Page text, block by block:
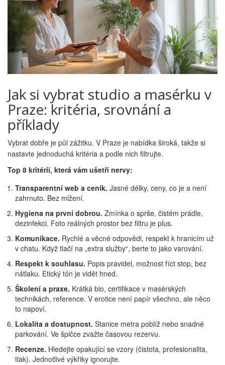
Jak si vybrat studio a masérku v
Praze: kritéria, srovnání a
příklady
Vybrat dobře je půl zážitku. V Praze je nabídka široká, takže si
nastavte jednoduchá kritéria a podle nich filtrujte.
Top 8 kritérií, která vám ušetří nervy:
Transparentní web a ceník. Jasné délky, ceny, co je a není
zahrnuto. Bez mlžení.
Hygiena na první dobrou. Zmínka o sprše, čistém prádle,
dezinfekci. Foto reálných prostor bez filtru je plus.
Komunikace. Rychlé a věcné odpovědi, respekt k hranicím už
v chatu. Když tlačí na „extra služby“, berte to jako varování.
Respekt k souhlasu. Popis pravidel, možnost říct stop, bez
nátlaku. Etický tón je vidět hned.
Školení a praxe. Krátká bio, certifikace v masérských
technikách, reference. V erotice není papír všechno, ale něco
to napoví.
Lokalita a dostupnost. Stanice metra poblíž nebo snadné
parkování. Ve špičce zvažte časovou rezervu.
Recenze. Hledejte opakující se vzory (čistota, profesionalita,
tlak). Jednotlivé výkřiky ignorujte.